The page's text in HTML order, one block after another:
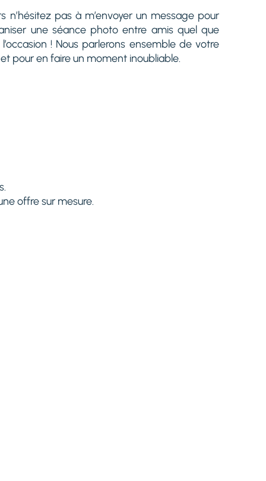
n’hésitez pas à m’envoyer un message pour
une séance photo entre amis quel que
! Nous parlerons ensemble de votre
pour en faire un moment inoubliable.
offre sur mesure.